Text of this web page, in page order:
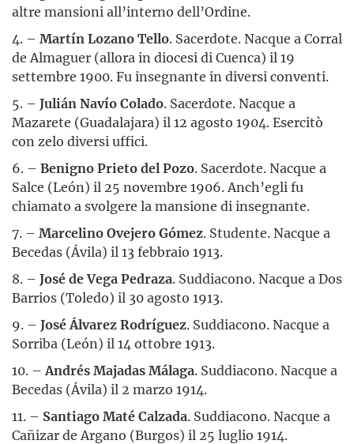
altre mansioni all’interno dell’Ordine.
4. – Martín Lozano Tello. Sacerdote. Nacque a Corral
de Almaguer (allora in diocesi di Cuenca) il 19
settembre 1900. Fu insegnante in diversi conventi.
5. – Julián Navío Colado. Sacerdote. Nacque a
Mazarete (Guadalajara) il 12 agosto 1904. Esercitò
con zelo diversi uffici.
6. – Benigno Prieto del Pozo. Sacerdote. Nacque a
Salce (León) il 25 novembre 1906. Anch’egli fu
chiamato a svolgere la mansione di insegnante.
7. – Marcelino Ovejero Gómez. Studente. Nacque a
Becedas (Ávila) il 13 febbraio 1913.
8. – José de Vega Pedraza. Suddiacono. Nacque a Dos
Barrios (Toledo) il 30 agosto 1913.
9. – José Álvarez Rodríguez. Suddiacono. Nacque a
Sorriba (León) il 14 ottobre 1913.
10. – Andrés Majadas Málaga. Suddiacono. Nacque a
Becedas (Ávila) il 2 marzo 1914.
11. – Santiago Maté Calzada. Suddiacono. Nacque a
Cañizar de Argano (Burgos) il 25 luglio 1914.